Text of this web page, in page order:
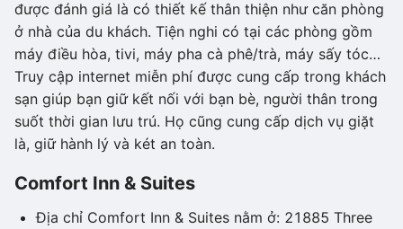
được đánh giá là có thiết kế thân thiện như căn phòng
ở nhà của du khách. Tiện nghi có tại các phòng gồm
máy điều hòa, tivi, máy pha cà phê/trà, máy sấy tóc…
Truy cập internet miễn phí được cung cấp trong khách
sạn giúp bạn giữ kết nối với bạn bè, người thân trong
suốt thời gian lưu trú. Họ cũng cung cấp dịch vụ giặt
là, giữ hành lý và két an toàn.
Comfort Inn & Suites
Địa chỉ Comfort Inn & Suites nằm ở: 21885 Three